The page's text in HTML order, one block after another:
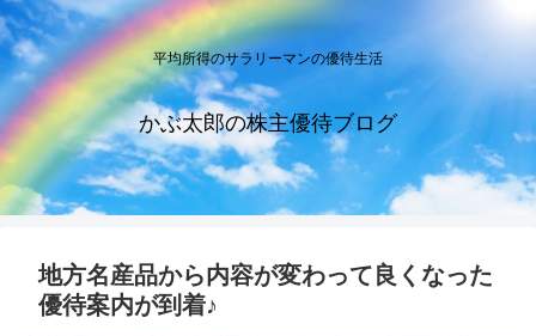
平均所得のサラリーマンの優待生活
かぶ太郎の株主優待ブログ
地方名産品から内容が変わって良くなった
優待案内が到着♪